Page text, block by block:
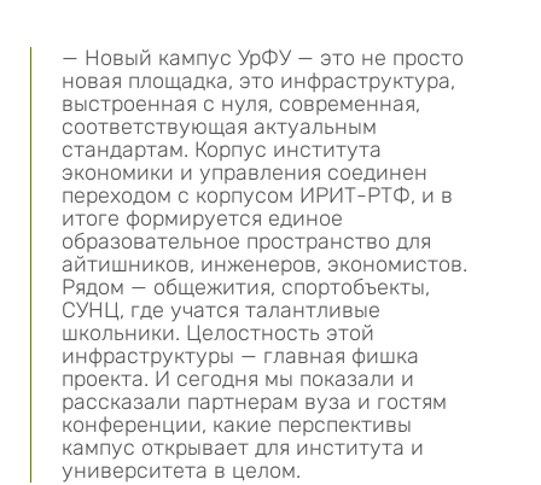
— Новый кампус УрФУ — это не просто
новая площадка, это инфраструктура,
выстроенная с нуля, современная,
соответствующая актуальным
стандартам. Корпус института
экономики и управления соединен
переходом с корпусом ИРИТ-РТФ, и в
итоге формируется единое
образовательное пространство для
айтишников, инженеров, экономистов.
Рядом — общежития, спортобъекты,
СУНЦ, где учатся талантливые
школьники. Целостность этой
инфраструктуры — главная фишка
проекта. И сегодня мы показали и
рассказали партнерам вуза и гостям
конференции, какие перспективы
кампус открывает для института и
университета в целом.